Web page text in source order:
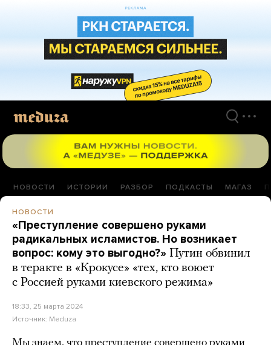
НОВОСТИ ИСТОРИИ РАЗБОР ПОДКАСТЫ МАГАЗ
НОВОСТИ
«Преступление совершено руками
радикальных исламистов. Но возникает
вопрос: кому это выгодно?» Путин обвинил
в теракте в «Крокусе» «тех, кто воюет
с Россией руками киевского режима»
18:33, 25 марта 2024
Источник: Meduza
Мы знаем, что преступление совершено руками